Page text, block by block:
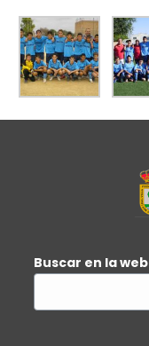
Buscar en la web